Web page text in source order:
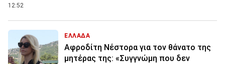
12:52
ΕΛΛΑΔΑ
Αφροδίτη Νέστορα για τον θάνατο της
μητέρας της: «Συγγνώμη που δεν